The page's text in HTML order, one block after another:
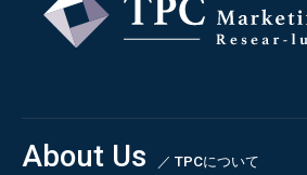
About Us ／ TPCについて